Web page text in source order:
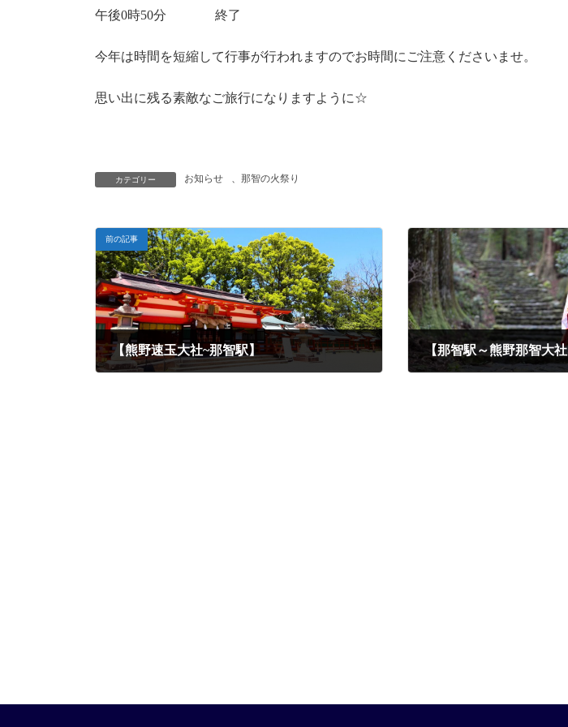
午後0時50分 終了
今年は時間を短縮して行事が行われますのでお時間にご注意くださいませ。
思い出に残る素敵なご旅行になりますように☆
カテゴリー お知らせ 、 那智の火祭り
前の記事
【熊野速玉大社~那智駅】 【那智駅～熊野那智大社